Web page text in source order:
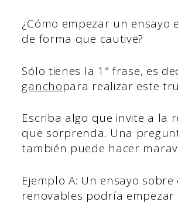
¿Cómo empezar un ensayo
de forma que cautive?
Sólo tienes la 1ª frase, es
ganchopara realizar este
Escriba algo que invite a la
que sorprenda. Una
también puede hacer
Ejemplo A: Un ensayo sobre
renovables podría empezar